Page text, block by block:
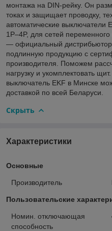
монтажа на DIN-рейку. Он
токах и защищает проводку,
автоматические выключатели
1P–4P, для сетей
— официальный дистрибьютор
подлинную продукцию с
производителя. Поможем
нагрузку и укомплектовать
выключатель EKF в Минске
доставкой по всей Беларуси.
Скрыть
Характеристики
Основные
Производитель
Пользовательские
Номин. отключающая
способность